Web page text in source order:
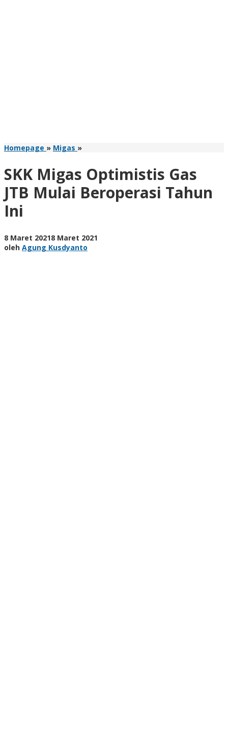
Homepage » Migas »SKK
Optimistis
Gas
JTB
Mulai
Beroperasi
SKK Migas Optimistis Gas
JTB Mulai Beroperasi Tahun
Ini
8 Maret 20218 Maret 2021
oleh Agung Kusdyanto